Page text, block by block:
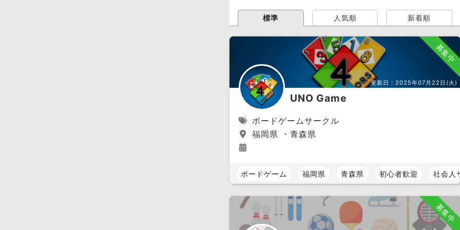
標準 人気順 新着順
募集中
更新日： 2025年07月22日(火)
UNO Game
ボードゲームサークル
福岡県 ・青森県
ボードゲーム 福岡県 青森県 初心者歓迎 社会人
募集中